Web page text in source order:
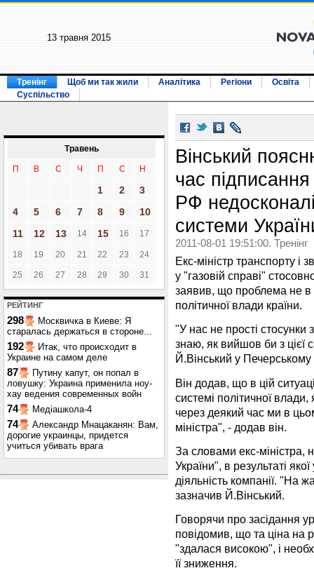
13 травня 2015
Тренінг Щоб ми так жили Аналітика Регіони
Освіта
Суспільство
Травень
П В С Ч П С Н
1 2
3
4
5 6 7 8 9
10
11
12 13 14 15 16 17
18 19 20 21 22 23 24
25 26 27 28 29 30 31
РЕЙТИНГ
298
Москвичка в Киеве: Я
старалась держаться в стороне...
192
Итак, что происходит в
Украине на самом деле
87
Путину капут, он попал в
ловушку: Украина применила ноу-
хау ведения современных войн
74 Медіашкола-4
74
Александр Мнацаканян: Вам,
дорогие украинцы, придется
учиться убивать врага
Вінський
час підписання
РФ
системи
2011-08-01 19:51:00. Тренінг
Екс-міністр транспорту і
у "газовій справі"
заявив, що проблема не в
політичної влади країни.
"У нас не прості
знаю, як вийшов би з цієї
Й.Вінський у Печерському
Він додав, що в цій
системі політичної
через деякий час ми в
міністра", - додав він.
За словами екс-
України", в результаті
діяльність компанії. "На
зазначив Й.Вінський.
Говорячи про засідання
повідомив, що та ціна на
"здалася високою", і
її зниження.